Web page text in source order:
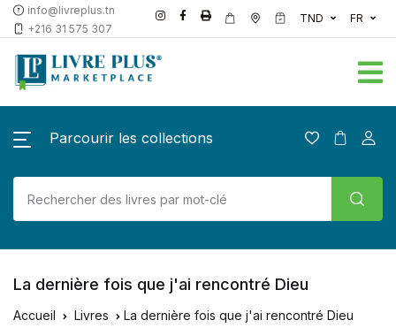
info@livreplus.tn
+216 31 575 307
TND FR
Parcourir les collections
La dernière fois que j'ai rencontré Dieu
Accueil Livres La dernière fois que j'ai rencontré Dieu